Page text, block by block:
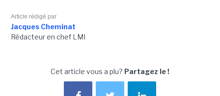
Article rédigé par
Jacques Cheminat
Rédacteur en chef LMI
Cet article vous a plu? Partagez le !